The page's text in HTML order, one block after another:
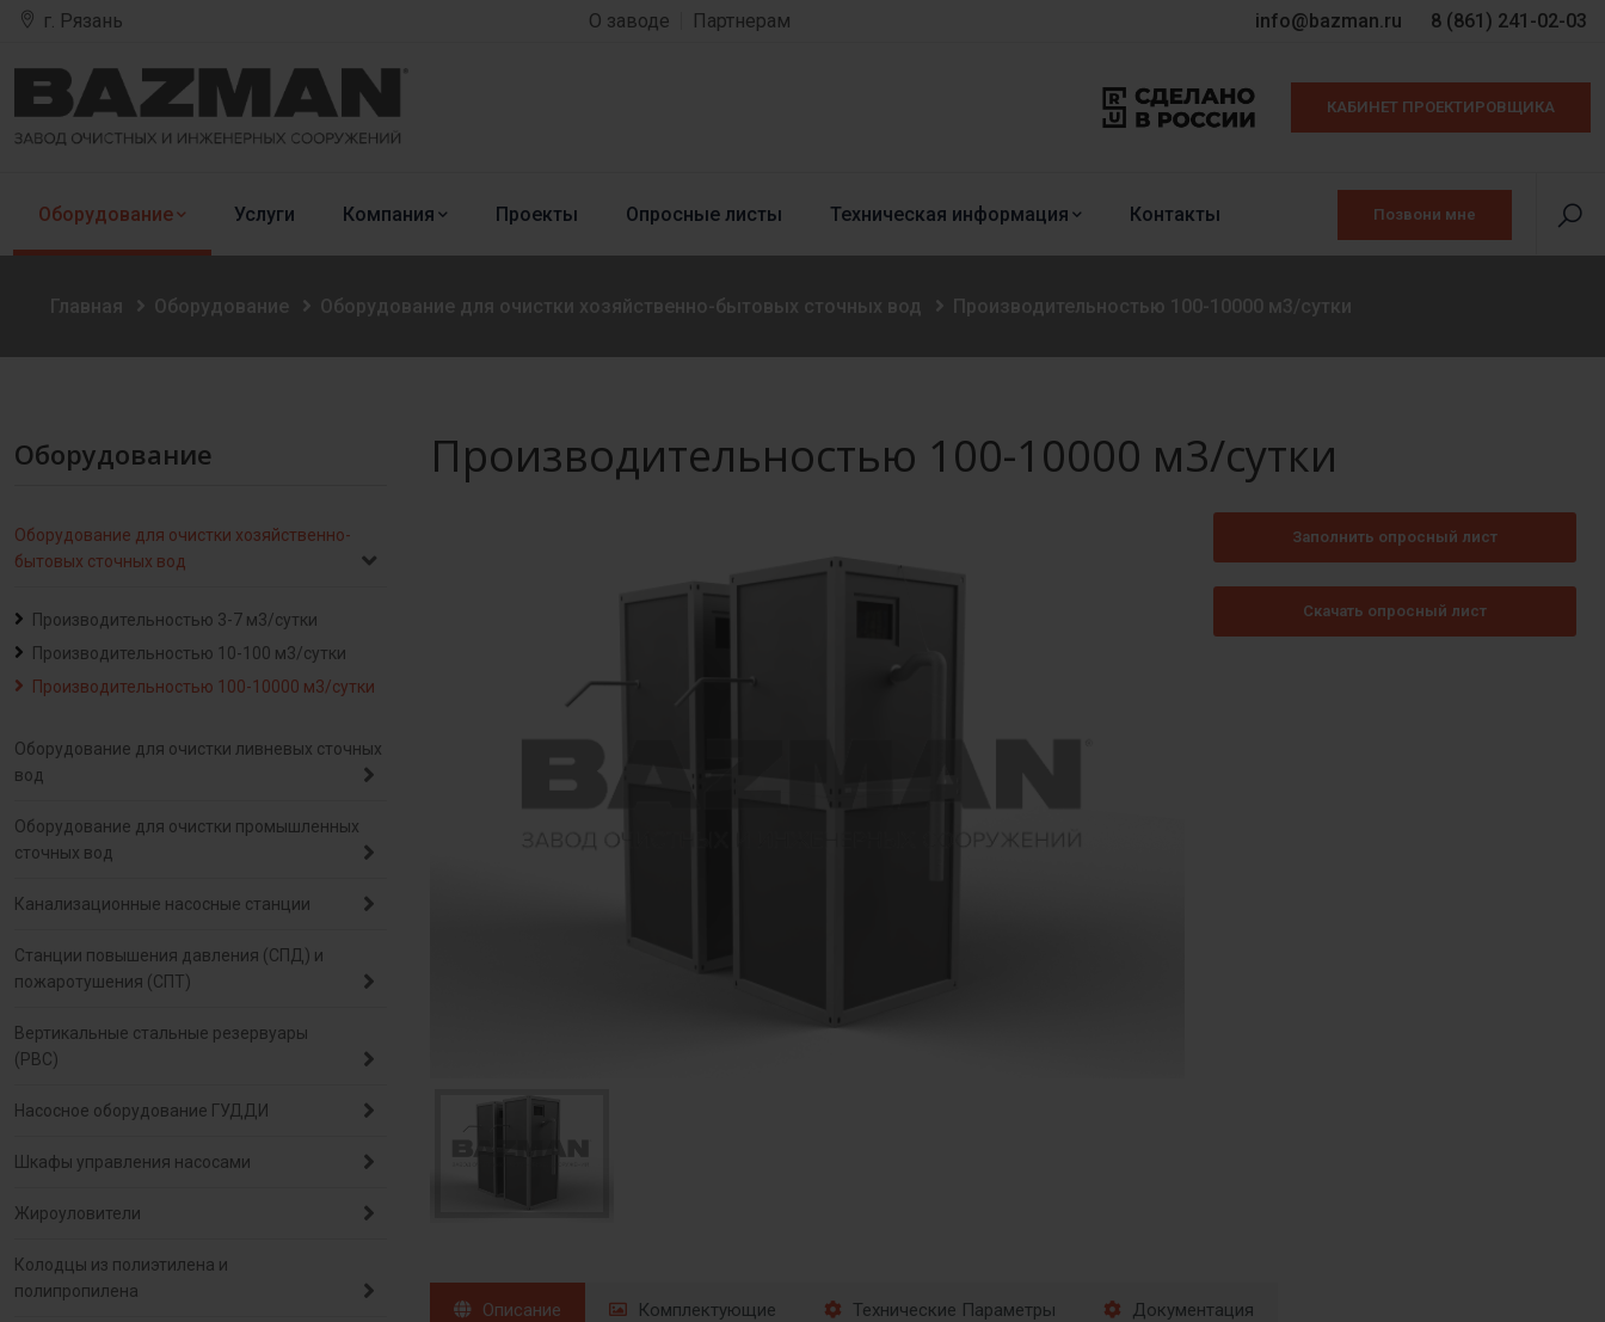
г. Рязань О заводе Партнерам info@bazman.ru 8 (861) 241-02-03
КАБИНЕТ ПРОЕКТИРОВЩИКА
Оборудование Услуги Компания Проекты Опросные листы Техническая информация Контакты Позвони мне
Главная Оборудование Оборудование для очистки хозяйственно-бытовых сточных вод Производительностью 100-10000 м3/сутки
Оборудование
Оборудование для очистки хозяйственно-
бытовых сточных вод
Производительностью 3-7 м3/сутки
Производительностью 10-100 м3/сутки
Производительностью 100-10000 м3/сутки
Оборудование для очистки ливневых сточных
вод
Оборудование для очистки промышленных
сточных вод
Канализационные насосные станции
Станции повышения давления (СПД) и
пожаротушения (СПТ)
Вертикальные стальные резервуары
(РВС)
Насосное оборудование ГУДДИ
Шкафы управления насосами
Жироуловители
Колодцы из полиэтилена и
полипропилена
Производительностью 100-10000 м3/сутки
Заполнить опросный лист
Скачать опросный лист
Описание Комплектующие Технические Параметры Документация